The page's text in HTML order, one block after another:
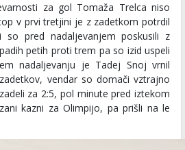
za gol Tomaža Trelca niso
v prvi tretjini je z zadetkom potrdil
so pred nadaljevanjem poskusili z
petih proti trem pa so izid uspeli
nadaljevanju je Tadej Snoj vrnil
vendar so domači vztrajno
za 2:5, pol minute pred iztekom
kazni za Olimpijo, pa prišli na le